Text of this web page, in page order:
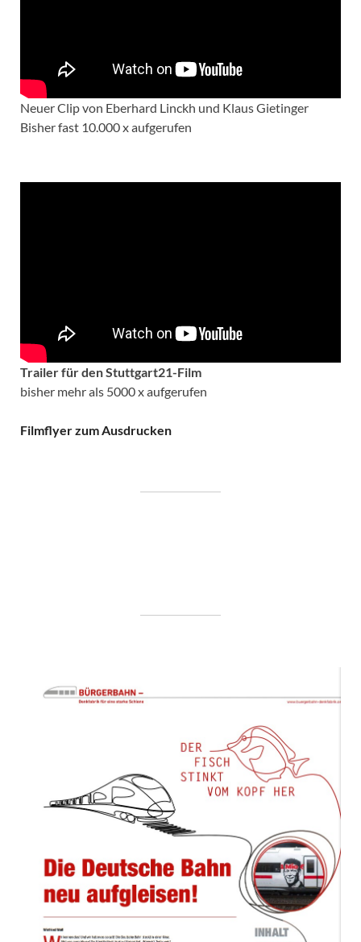
Neuer Clip von Eberhard Linckh und Klaus Gietinger
Bisher fast 10.000 x aufgerufen
Trailer für den Stuttgart21-Film
bisher mehr als 5000 x aufgerufen
Filmflyer zum Ausdrucken